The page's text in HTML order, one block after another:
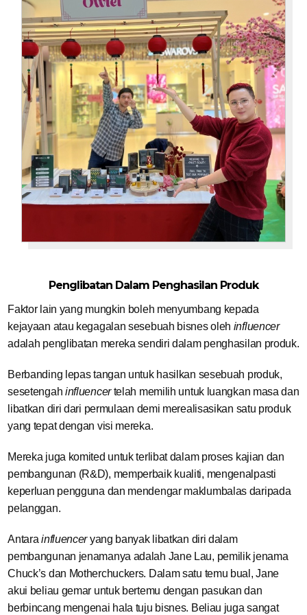
Penglibatan Dalam Penghasilan Produk
Faktor lain yang mungkin boleh menyumbang kepada
kejayaan atau kegagalan sesebuah bisnes oleh influencer
adalah penglibatan mereka sendiri dalam penghasilan produk.
Berbanding lepas tangan untuk hasilkan sesebuah produk,
sesetengah influencertelah memilih untuk luangkan masa dan
libatkan diri dari permulaan demi merealisasikan satu produk
yang tepat dengan visi mereka.
Mereka juga komited untuk terlibat dalam proses kajian dan
pembangunan (R&D), memperbaik kualiti, mengenalpasti
keperluan pengguna dan mendengar maklumbalas daripada
pelanggan.
Antarainfluenceryang banyak libatkan diri dalam
pembangunan jenamanya adalah Jane Lau, pemilik jenama
Chuck’s dan Motherchuckers. Dalam satu temu bual, Jane
akui beliau gemar untuk bertemu dengan pasukan dan
berbincang mengenai hala tuju bisnes. Beliau juga sangat